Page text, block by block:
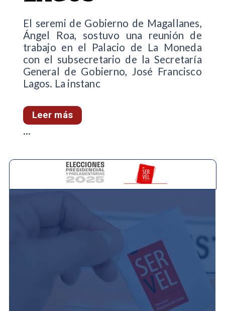
El seremi de Gobierno de Magallanes,
Ángel Roa, sostuvo una reunión de
trabajo en el Palacio de La Moneda
con el subsecretario de la Secretaría
General de Gobierno, José Francisco
Lagos. La instanc
Leer más
...